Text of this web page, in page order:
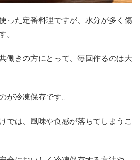
った定番料理ですが、水分が多く傷
。
働きの方にとって、毎回作るのは大
が冷凍保存です。
では、風味や食感が落ちてしまうこ